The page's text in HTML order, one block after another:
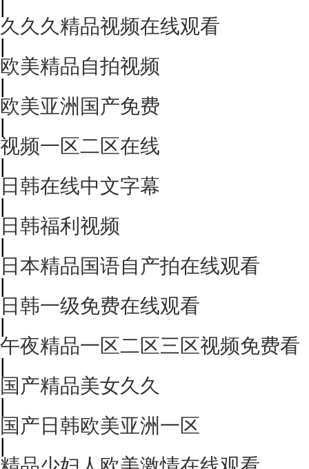
久久久精品视频在线观看
|
欧美精品自拍视频
|
欧美亚洲国产免费
|
视频一区二区在线
|
日韩在线中文字幕
|
日韩福利视频
|
日本精品国语自产拍在线观看
|
日韩一级免费在线观看
|
午夜精品一区二区三区视频免费看
|
国产精品美女久久
|
国产日韩欧美亚洲一区
|